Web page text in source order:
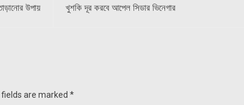
উপায়
খুশকি দূর করবে আপেল সিডার ভিনেগার
fields are marked *